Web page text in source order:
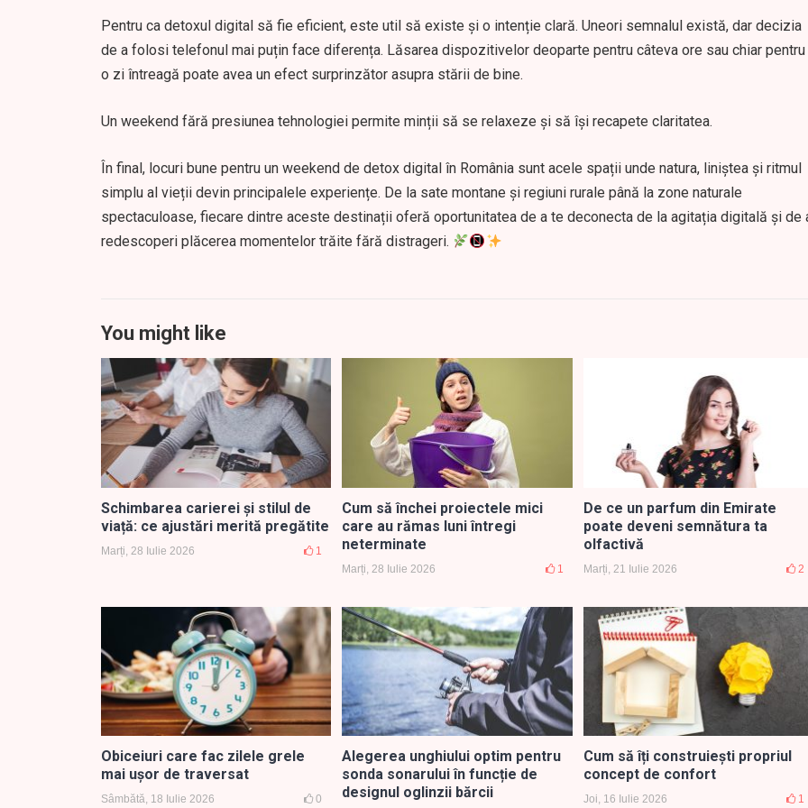
Pentru ca detoxul digital să fie eficient, este util să existe și o intenție clară. Uneori semnalul există, dar decizia
de a folosi telefonul mai puțin face diferența. Lăsarea dispozitivelor deoparte pentru câteva ore sau chiar pentru
o zi întreagă poate avea un efect surprinzător asupra stării de bine.
Un weekend fără presiunea tehnologiei permite minții să se relaxeze și să își recapete claritatea.
În final, locuri bune pentru un weekend de detox digital în România sunt acele spații unde natura, liniștea și ritmul
simplu al vieții devin principalele experiențe. De la sate montane și regiuni rurale până la zone naturale
spectaculoase, fiecare dintre aceste destinații oferă oportunitatea de a te deconecta de la agitația digitală și de
redescoperi plăcerea momentelor trăite fără distrageri.
You might like
Schimbarea carierei și stilul de
viață: ce ajustări merită pregătite
Marți, 28 Iulie 2026 1
Cum să închei proiectele mici
care au rămas luni întregi
neterminate
Marți, 28 Iulie 2026 1
De ce un parfum din Emirate
poate deveni semnătura ta
olfactivă
Marți, 21 Iulie 2026 2
Obiceiuri care fac zilele grele
mai ușor de traversat
Sâmbătă, 18 Iulie 2026 0
Alegerea unghiului optim pentru
sonda sonarului în funcție de
designul oglinzii bărcii
Cum să îți construiești propriul
concept de confort
Joi, 16 Iulie 2026 1